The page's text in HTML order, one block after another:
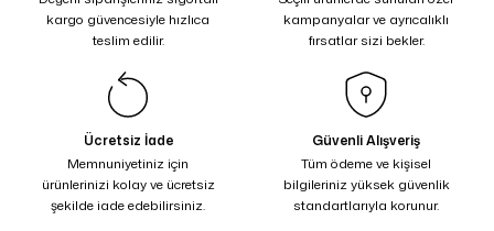
kargo güvencesiyle hızlıca
teslim edilir.
kampanyalar ve ayrıcalıklı
fırsatlar sizi bekler.
Ücretsiz İade
Memnuniyetiniz için
ürünlerinizi kolay ve ücretsiz
şekilde iade edebilirsiniz.
Güvenli Alışveriş
Tüm ödeme ve kişisel
bilgileriniz yüksek güvenlik
standartlarıyla korunur.